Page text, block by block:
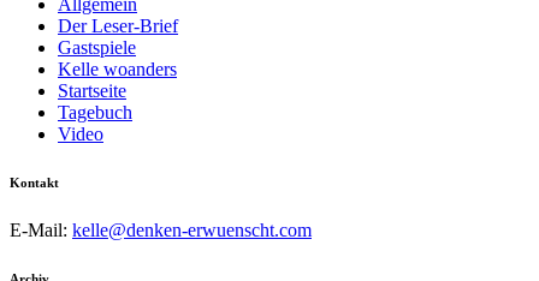
Der Leser-Brief
Gastspiele
Kelle woanders
Startseite
Tagebuch
Video
Kontakt
E-Mail: kelle@denken-erwuenscht.com